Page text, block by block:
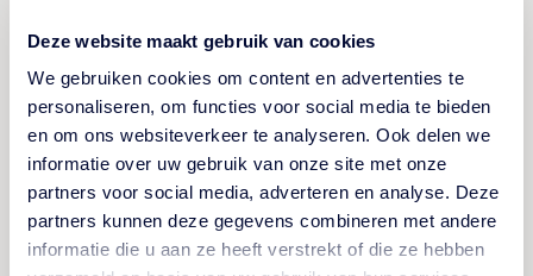
Deze website maakt gebruik van cookies
We gebruiken cookies om content en advertenties te
personaliseren, om functies voor social media te bieden
en om ons websiteverkeer te analyseren. Ook delen we
informatie over uw gebruik van onze site met onze
partners voor social media, adverteren en analyse. Deze
partners kunnen deze gegevens combineren met andere
informatie die u aan ze heeft verstrekt of die ze hebben
"Perfect onthaast-hotel op de Veluwe," aldus Ton de
Zeeuw. Recentelijk genoot hij bij ons van een VIP-
arrangement met overnachting in een suite en een 7-
gangendiner in Restaurant De Vanenburg. Hij schreef
een prachtig artikel over de gastvrijheid en culinaire
klasse en interviewde onze General manager
Bernhard Baan en chef-kok Richard Broersma.